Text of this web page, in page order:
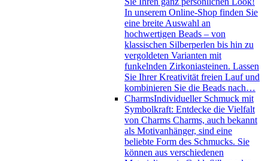
In unserem Online-Shop finden Sie
eine breite Auswahl an
hochwertigen Beads – von
klassischen Silberperlen bis hin zu
vergoldeten Varianten mit
funkelnden Zirkoniasteinen. Lassen
Sie Ihrer Kreativität freien Lauf und
kombinieren Sie die Beads nach…
CharmsIndividueller Schmuck mit
Symbolkraft: Entdecke die Vielfalt
von Charms Charms, auch bekannt
als Motivanhänger, sind eine
beliebte Form des Schmucks. Sie
können aus verschiedenen